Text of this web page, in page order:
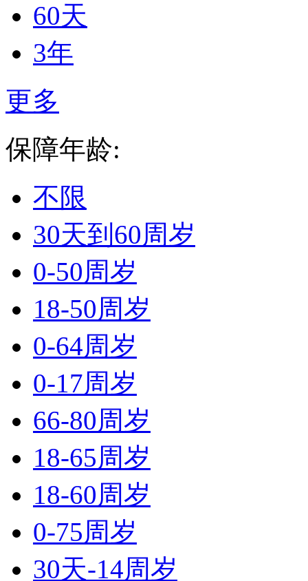
60天
3年
更多
保障年龄:
不限
30天到60周岁
0-50周岁
18-50周岁
0-64周岁
0-17周岁
66-80周岁
18-65周岁
18-60周岁
0-75周岁
30天-14周岁